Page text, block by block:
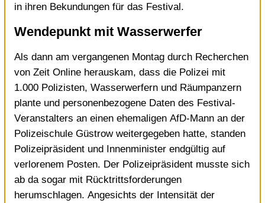
in ihren Bekundungen für das Festival.
Wendepunkt mit Wasserwerfer
Als dann am vergangenen Montag durch Recherchen
von Zeit Online herauskam, dass die Polizei mit
1.000 Polizisten, Wasserwerfern und Räumpanzern
plante und personenbezogene Daten des Festival-
Veranstalters an einen ehemaligen AfD-Mann an der
Polizeischule Güstrow weitergegeben hatte, standen
Polizeipräsident und Innenminister endgültig auf
verlorenem Posten. Der Polizeipräsident musste sich
ab da sogar mit Rücktrittsforderungen
herumschlagen. Angesichts der Intensität der